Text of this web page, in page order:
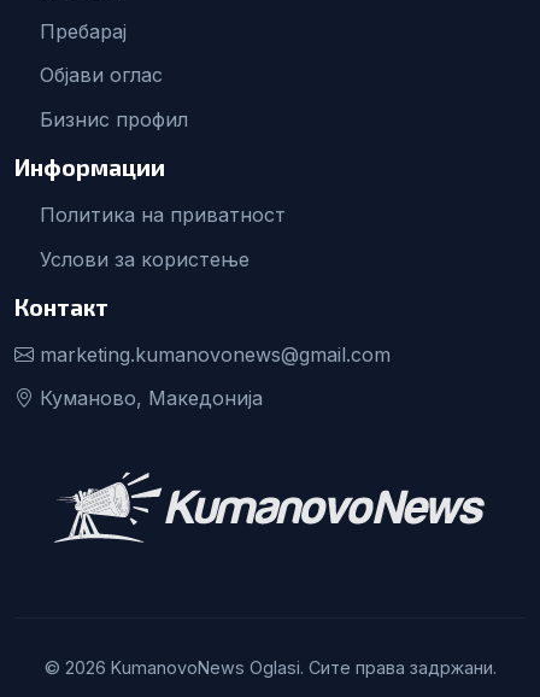
Пребарај
Објави оглас
Бизнис профил
Информации
Политика на приватност
Услови за користење
Контакт
marketing.kumanovonews@gmail.com
Куманово, Македонија
© 2026 KumanovoNews Oglasi. Сите права задржани.